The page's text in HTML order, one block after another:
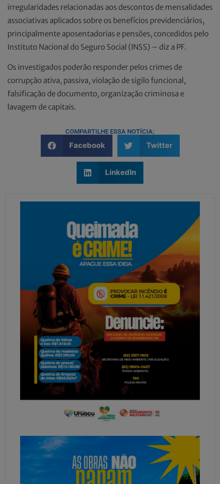
irregularidades relacionadas aos descontos de mensalidades
associativas aplicados sobre os benefícios previdenciários,
principalmente aposentadorias e pensões, concedidos pelo
Instituto Nacional do Seguro Social (INSS) – diz a PF.
Os investigados poderão responder pelos crimes de
corrupção ativa, passiva, violação de sigilo funcional,
falsificação de documento, organização criminosa e
lavagem de capitais.
COMPARTILHE ESSA NOTÍCIA:
Facebook Twitter
LinkedIn